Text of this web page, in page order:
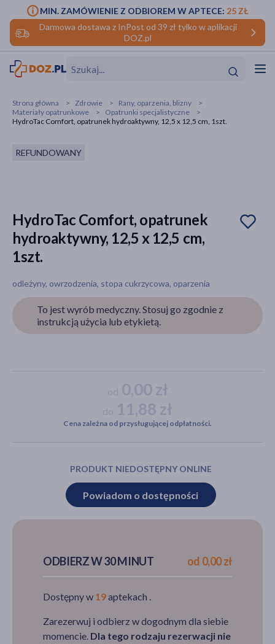
Darmowa dostawa z InPost od 39 zł tylko w aplikacji
DOZ.pl
MIN. ZAMÓWIENIE Z ODBIOREM W APTECE: 25 ZŁ
Hit
makijażu
Strona główna Zdrowie
Rany, oparzenia, blizny
Materiały opatrunkowe
Opatrunki specjalistyczne
HydroTac Comfort, opatrunek hydroaktywny, 12,5 x 12,5 cm, 1szt.
REFUNDOWANY
HydroTac Comfort, opatrunek
hydroaktywny, 12,5 x 12,5 cm,
1szt.
odleżyny, owrzodzenia, stopa cukrzycowa, oparzenia
To jest wyrób medyczny. Stosuj go zgodnie z
instrukcją użycia lub etykietą.
od 0,00 zł
do 11,88 zł
Cena zależna od przysługującej odpłatności.
PRODUKT NIEDOSTĘPNY ONLINE
Powiadom o dostępności
ODBIERZ W 30 MINUT od 0,00 zł
Dostępny w 19aptekach .
Zarezerwuj i odbierz w dogodnym dla siebie
momencie. Dla tego rodzaju rezerwacji nie